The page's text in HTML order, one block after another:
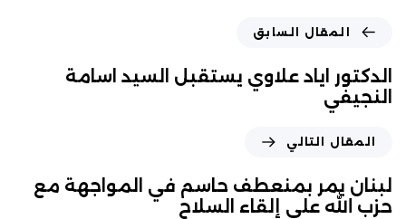
المقال السابق
الدكتور اياد علاوي يستقبل السيد اسامة
النجيفي
المقال التالي
لبنان يمر بمنعطف حاسم في المواجهة مع
حزب الله على إلقاء السلاح